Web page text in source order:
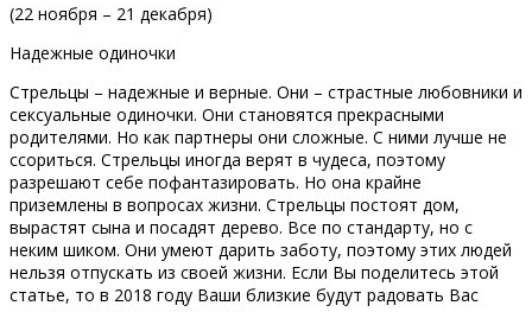
(22 ноября – 21 декабря)
Надежные одиночки
Стрельцы – надежные и верные. Они – страстные любовники и
сексуальные одиночки. Они становятся прекрасными
родителями. Но как партнеры они сложные. С ними лучше не
ссориться. Стрельцы иногда верят в чудеса, поэтому
разрешают себе пофантазировать. Но она крайне
приземлены в вопросах жизни. Стрельцы постоят дом,
вырастят сына и посадят дерево. Все по стандарту, но с
неким шиком. Они умеют дарить заботу, поэтому этих людей
нельзя отпускать из своей жизни. Если Вы поделитесь этой
статье, то в 2018 году Ваши близкие будут радовать Вас